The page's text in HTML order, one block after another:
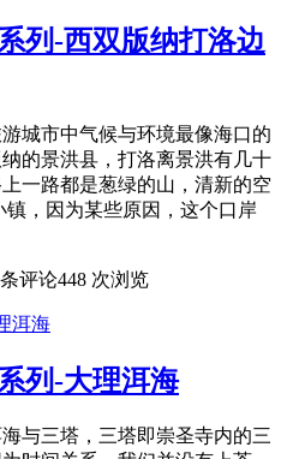
列-西双版纳打洛边
城市中气候与环境最像海口的
的景洪县，打洛离景洪有几十
一路都是葱绿的山，清新的空
，因为某些原因，这个口岸
评论448 次浏览
列-大理洱海
与三塔，三塔即崇圣寺内的三